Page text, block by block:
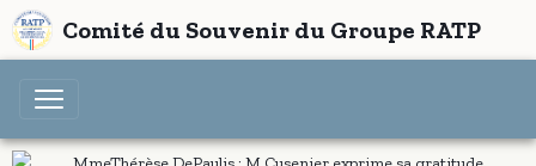
Comité du Souvenir du Groupe RATP